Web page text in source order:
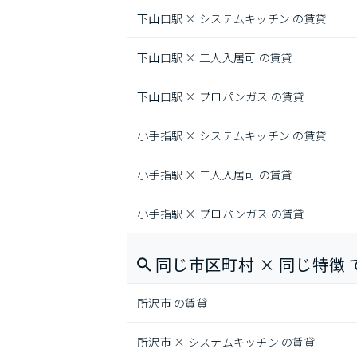
下山口駅 × システムキッチン の賃貸
下山口駅 × 二人入居可 の賃貸
下山口駅 × プロパンガス の賃貸
小手指駅 × システムキッチン の賃貸
小手指駅 × 二人入居可 の賃貸
小手指駅 × プロパンガス の賃貸
同じ市区町村 × 同じ特徴
所沢市 の賃貸
所沢市 × システムキッチン の賃貸